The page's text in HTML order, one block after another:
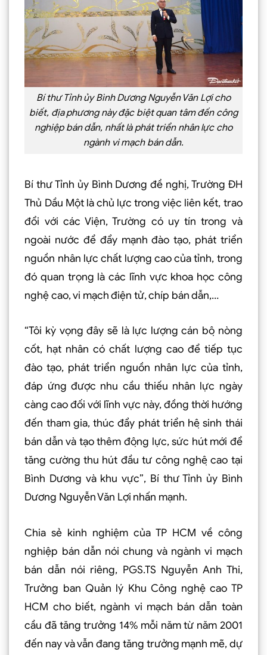
Bí thư Tỉnh ủy Bình Dương Nguyễn Văn Lợi cho
biết, địa phương này đặc biệt quan tâm đến công
nghiệp bán dẫn, nhất là phát triển nhân lực cho
ngành vi mạch bán dẫn.
Bí thư Tỉnh ủy Bình Dương đề nghị, Trường ĐH
Thủ Dầu Một là chủ lực trong việc liên kết, trao
đổi với các Viện, Trường có uy tín trong và
ngoài nước để đẩy mạnh đào tạo, phát triển
nguồn nhân lực chất lượng cao của tỉnh, trong
đó quan trọng là các lĩnh vực khoa học công
nghệ cao, vi mạch điện tử, chíp bán dẫn,…
“Tôi kỳ vọng đây sẽ là lực lượng cán bộ nòng
cốt, hạt nhân có chất lượng cao để tiếp tục
đào tạo, phát triển nguồn nhân lực của tỉnh,
đáp ứng được nhu cầu thiếu nhân lực ngày
càng cao đối với lĩnh vực này, đồng thời hướng
đến tham gia, thúc đẩy phát triển hệ sinh thái
bán dẫn và tạo thêm động lực, sức hút mới để
tăng cường thu hút đầu tư công nghệ cao tại
Bình Dương và khu vực”, Bí thư Tỉnh ủy Bình
Dương Nguyễn Văn Lợi nhấn mạnh.
Chia sẻ kinh nghiệm của TP HCM về công
nghiệp bán dẫn nói chung và ngành vi mạch
bán dẫn nói riêng, PGS.TS Nguyễn Anh Thi,
Trưởng ban Quản lý Khu Công nghệ cao TP
HCM cho biết, ngành vi mạch bán dẫn toàn
cầu đã tăng trưởng 14% mỗi năm từ năm 2001
đến nay và vẫn đang tăng trưởng mạnh mẽ, dự